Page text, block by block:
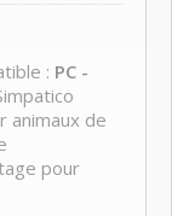
: PC -
animaux de
pour